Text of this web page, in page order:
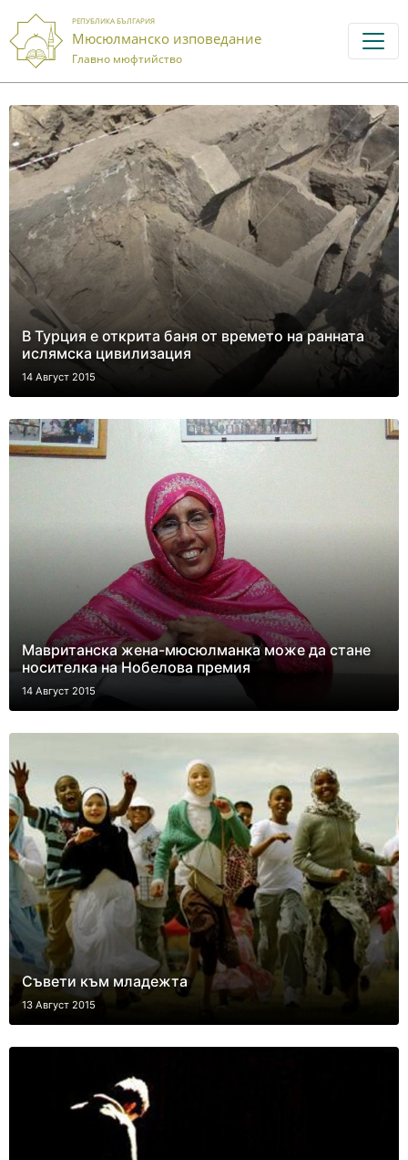
РЕПУБЛИКА БЪЛГАРИЯ
Мюсюлманско изповедание
Главно мюфтийство
В Турция е открита баня от времето на ранната
ислямска цивилизация
14 Август 2015
Мавританска жена-мюсюлманка може да стане
носителка на Нобелова премия
14 Август 2015
Съвети към младежта
13 Август 2015